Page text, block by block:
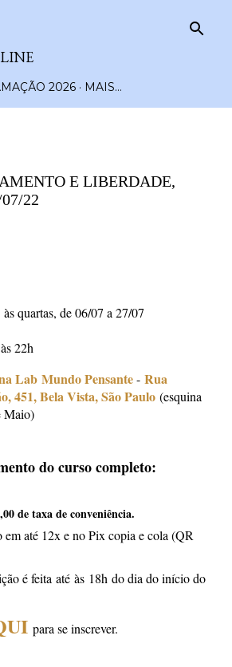
2026 MAIS…
E LIBERDADE,
22
às quartas, de 06/07 a 27/07
22h
Lab Mundo Pensante- Rua
451, Bela Vista, São Paulo (esquina
Maio)
do curso completo:
de taxa de conveniência.
até 12x e no Pix copia e cola (QR
é feita até às 18h do dia do início do
para se inscrever.